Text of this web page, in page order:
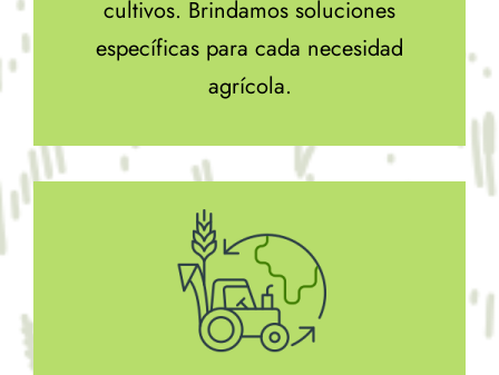
cultivos. Brindamos soluciones
específicas para cada necesidad
agrícola.